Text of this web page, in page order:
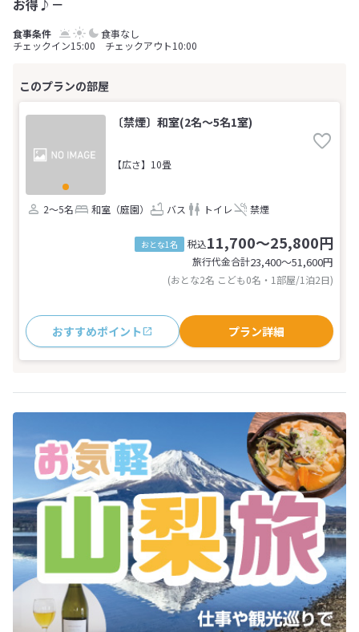
お得♪－
食事なし
チェックイン15:00 チェックアウト10:00
〔禁煙〕和室(2名～5名1室)
【広さ】10畳
2～5名 和室（庭園） バス トイレ 禁煙
おとな1名 税込11,700～25,800円
旅行代金合計23,400〜51,600円
(おとな2名 こども0名・1部屋/1泊2日)
おすすめポイント プラン詳細